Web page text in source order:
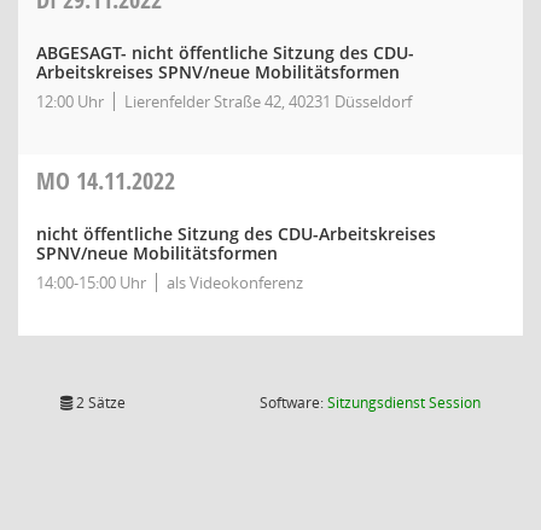
ABGESAGT- nicht öffentliche Sitzung des CDU-
Arbeitskreises SPNV/neue Mobilitätsformen
12:00 Uhr Lierenfelder Straße 42, 40231 Düsseldorf
MO 14.11.2022
nicht öffentliche Sitzung des CDU-Arbeitskreises
SPNV/neue Mobilitätsformen
14:00-15:00 Uhr als Videokonferenz
2 Sätze Software:SitzungsdienstSession(Wird in